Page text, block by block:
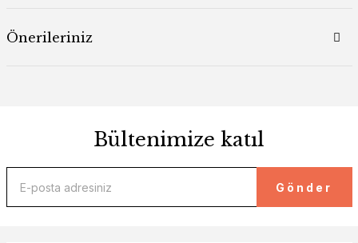
Önerileriniz
Bültenimize katıl
Gönder